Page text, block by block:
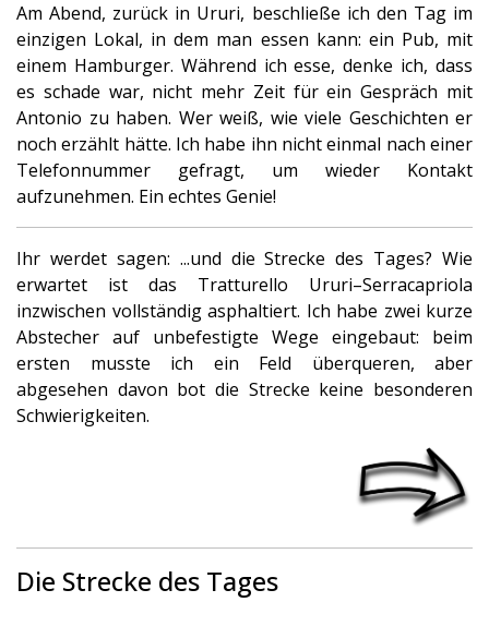
Am Abend, zurück in Ururi, beschließe ich den Tag im
einzigen Lokal, in dem man essen kann: ein Pub, mit
einem Hamburger. Während ich esse, denke ich, dass
es schade war, nicht mehr Zeit für ein Gespräch mit
Antonio zu haben. Wer weiß, wie viele Geschichten er
noch erzählt hätte. Ich habe ihn nicht einmal nach einer
Telefonnummer gefragt, um wieder Kontakt
aufzunehmen. Ein echtes Genie!
Ihr werdet sagen: ...und die Strecke des Tages? Wie
erwartet ist das Tratturello Ururi–Serracapriola
inzwischen vollständig asphaltiert. Ich habe zwei kurze
Abstecher auf unbefestigte Wege eingebaut: beim
ersten musste ich ein Feld überqueren, aber
abgesehen davon bot die Strecke keine besonderen
Schwierigkeiten.
Die Strecke des Tages